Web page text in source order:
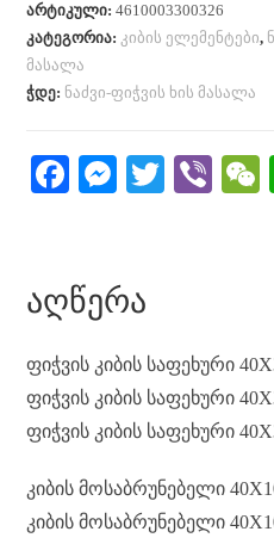
არტიკული:4610003300326
კატეგორია: კიბის ელემენტები,
მასალა
ჭდე: ნაძვი-ფიჭვის ხის მასალა
Fa
ok
M
ng
er
T
Vi
ᲐᲦᲬᲔᲠᲐ
ფიჭვის კიბის საფეხური
ფიჭვის კიბის საფეხური
ფიჭვის კიბის საფეხური
კიბის მოსაბრუნებელი
კიბის მოსაბრუნებელი